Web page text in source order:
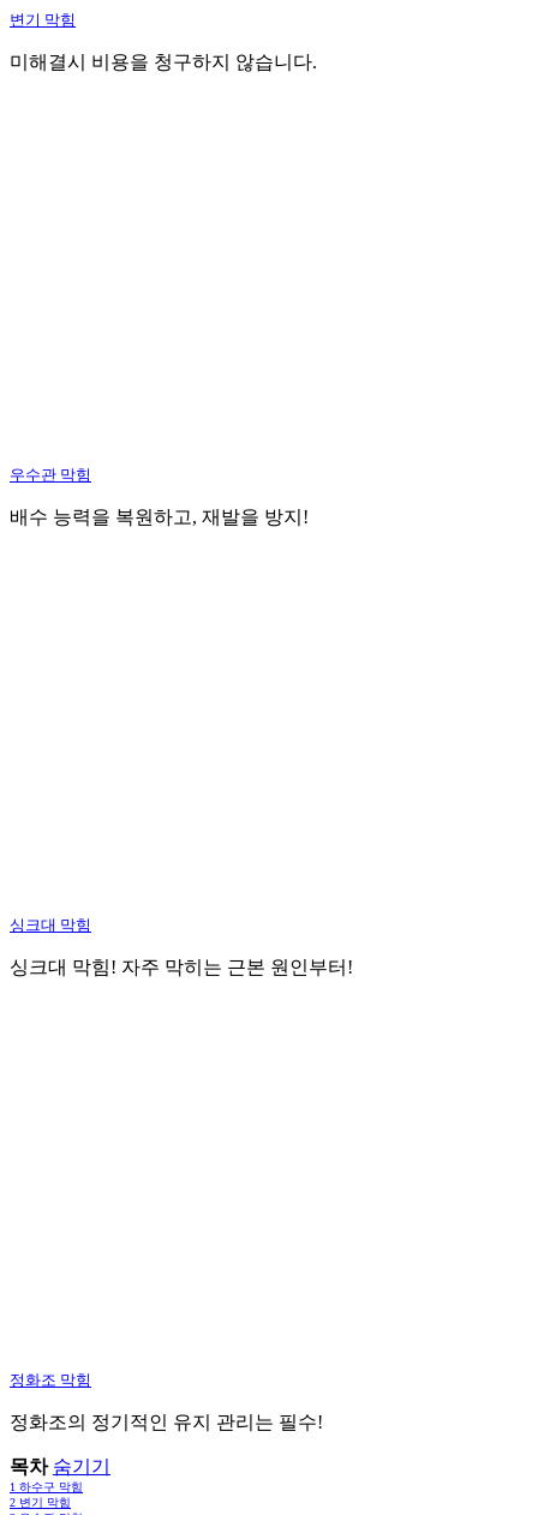
변기 막힘
미해결시 비용을 청구하지 않습니다.
우수관 막힘
배수 능력을 복원하고, 재발을 방지!
싱크대 막힘
싱크대 막힘! 자주 막히는 근본 원인부터!
정화조 막힘
정화조의 정기적인 유지 관리는 필수!
목차 숨기기
1 하수구 막힘
2 변기 막힘